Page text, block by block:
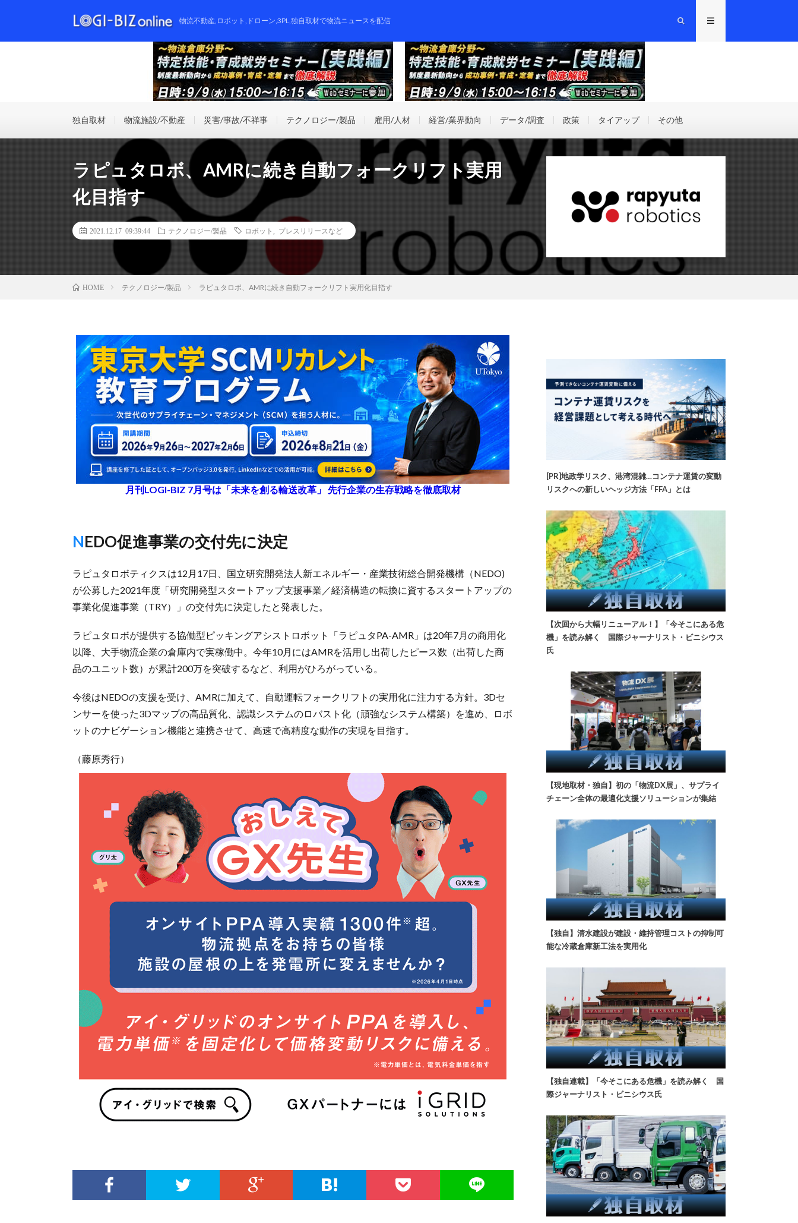
物流不動産,ロボット,ドローン,3PL,独自取材で物流ニュースを配信
独自取材 物流施設/不動産 災害/事故/不祥事 テクノロジー/製品 雇用/人材 経営/業界動向 データ/調査 政策 タイアップ その他
ラピュタロボ、AMRに続き自動フォークリフト実用
化目指す
2021.12.17 09:39:44 テクノロジー/製品 ロボット プレスリリースなど
HOME テクノロジー/製品 ラピュタロボ、AMRに続き自動フォークリフト実用化目指す
月刊LOGI-BIZ 7月号は「未来を創る輸送改革」 先行企業の生存戦略を徹底取材
NEDO促進事業の交付先に決定
ラピュタロボティクスは12月17日、国立研究開発法人新エネルギー・産業技術総合開発機構（NEDO)
が公募した2021年度「研究開発型スタートアップ支援事業／経済構造の転換に資するスタートアップの
事業化促進事業（TRY）」の交付先に決定したと発表した。
ラピュタロボが提供する協働型ピッキングアシストロボット「ラピュタPA-AMR」は20年7月の商用化
以降、大手物流企業の倉庫内で実稼働中。今年10月にはAMRを活用し出荷したピース数（出荷した商
品のユニット数）が累計200万を突破するなど、利用がひろがっている。
今後はNEDOの支援を受け、AMRに加えて、自動運転フォークリフトの実用化に注力する方針。3Dセ
ンサーを使った3Dマップの高品質化、認識システムのロバスト化（頑強なシステム構築）を進め、ロボ
ットのナビゲーション機能と連携させて、高速で高精度な動作の実現を目指す。
（藤原秀行）
[PR]地政学リスク、港湾混雑…コンテナ運賃の変動
リスクへの新しいヘッジ方法「FFA」とは
【次回から大幅リニューアル！】「今そこにある危
機」を読み解く 国際ジャーナリスト・ビニシウス
氏
【現地取材・独自】初の「物流DX展」、サプライ
チェーン全体の最適化支援ソリューションが集結
【独自】清水建設が建設・維持管理コストの抑制可
能な冷蔵倉庫新工法を実用化
【独自連載】「今そこにある危機」を読み解く 国
際ジャーナリスト・ビニシウス氏